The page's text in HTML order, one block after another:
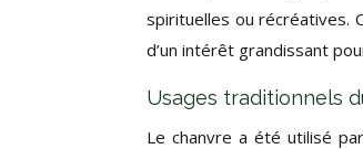
spirituelles ou récréatives.
d’un intérêt grandissant
Usages traditionnels
Le chanvre a été utilisé